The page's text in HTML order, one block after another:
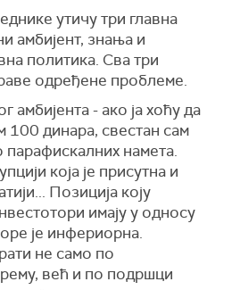
утичу три главна
амбијент, знања и
политика. Сва три
одређене проблеме.
амбијента - ако ја хоћу да
100 динара, свестан сам
намета.
која је присутна и
Позиција коју
имају у односу
је инфериорна.
не само по
већ и по подршци